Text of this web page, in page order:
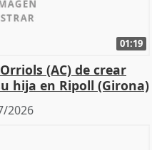
01:19
(AC) de crear
hija en Ripoll (Girona)
2026